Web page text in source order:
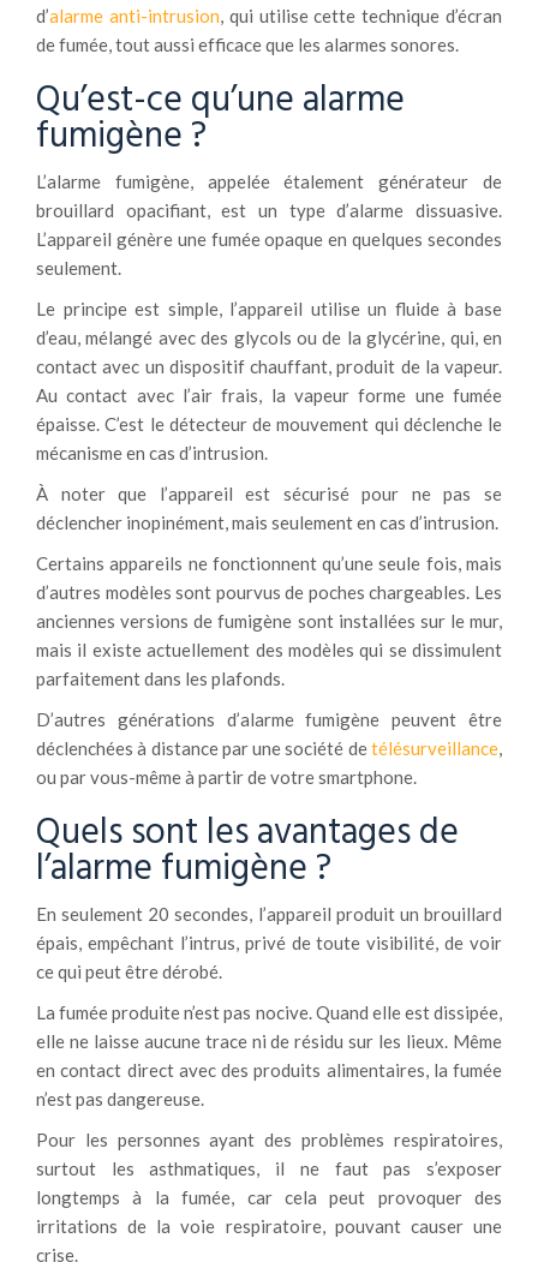
d’alarme anti-intrusion, qui utilise cette technique d’écran
de fumée, tout aussi efficace que les alarmes sonores.
Qu’est-ce qu’une alarme
fumigène ?
L’alarme fumigène, appelée étalement générateur de
brouillard opacifiant, est un type d’alarme dissuasive.
L’appareil génère une fumée opaque en quelques secondes
seulement.
Le principe est simple, l’appareil utilise un fluide à base
d’eau, mélangé avec des glycols ou de la glycérine, qui, en
contact avec un dispositif chauffant, produit de la vapeur.
Au contact avec l’air frais, la vapeur forme une fumée
épaisse. C’est le détecteur de mouvement qui déclenche le
mécanisme en cas d’intrusion.
À noter que l’appareil est sécurisé pour ne pas se
déclencher inopinément, mais seulement en cas d’intrusion.
Certains appareils ne fonctionnent qu’une seule fois, mais
d’autres modèles sont pourvus de poches chargeables. Les
anciennes versions de fumigène sont installées sur le mur,
mais il existe actuellement des modèles qui se dissimulent
parfaitement dans les plafonds.
D’autres générations d’alarme fumigène peuvent être
déclenchées à distance par une société detélésurveillance,
ou par vous-même à partir de votre smartphone.
Quels sont les avantages de
l’alarme fumigène ?
En seulement 20 secondes, l’appareil produit un brouillard
épais, empêchant l’intrus, privé de toute visibilité, de voir
ce qui peut être dérobé.
La fumée produite n’est pas nocive. Quand elle est dissipée,
elle ne laisse aucune trace ni de résidu sur les lieux. Même
en contact direct avec des produits alimentaires, la fumée
n’est pas dangereuse.
Pour les personnes ayant des problèmes respiratoires,
surtout les asthmatiques, il ne faut pas s’exposer
longtemps à la fumée, car cela peut provoquer des
irritations de la voie respiratoire, pouvant causer une
crise.